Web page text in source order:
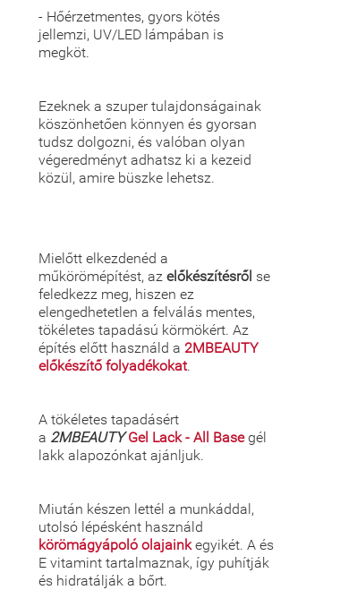
- Hőérzetmentes, gyors kötés
jellemzi, UV/LED lámpában is
megköt.
Ezeknek a szuper tulajdonságainak
köszönhetően könnyen és gyorsan
tudsz dolgozni, és valóban olyan
végeredményt adhatsz ki a kezeid
közül, amire büszke lehetsz.
Mielőtt elkezdenéd a
műkörömépítést, az előkészítésről se
feledkezz meg, hiszen ez
elengedhetetlen a felválás mentes,
tökéletes tapadású körmökért. Az
építés előtt használd a 2MBEAUTY
előkészítő folyadékokat.
A tökéletes tapadásért
a 2MBEAUTY Gel Lack - All Basegél
lakk alapozónkat ajánljuk.
Miután készen lettél a munkáddal,
utolsó lépésként használd
körömágyápoló olajainkegyikét. A és
E vitamint tartalmaznak, így puhítják
és hidratálják a bőrt.